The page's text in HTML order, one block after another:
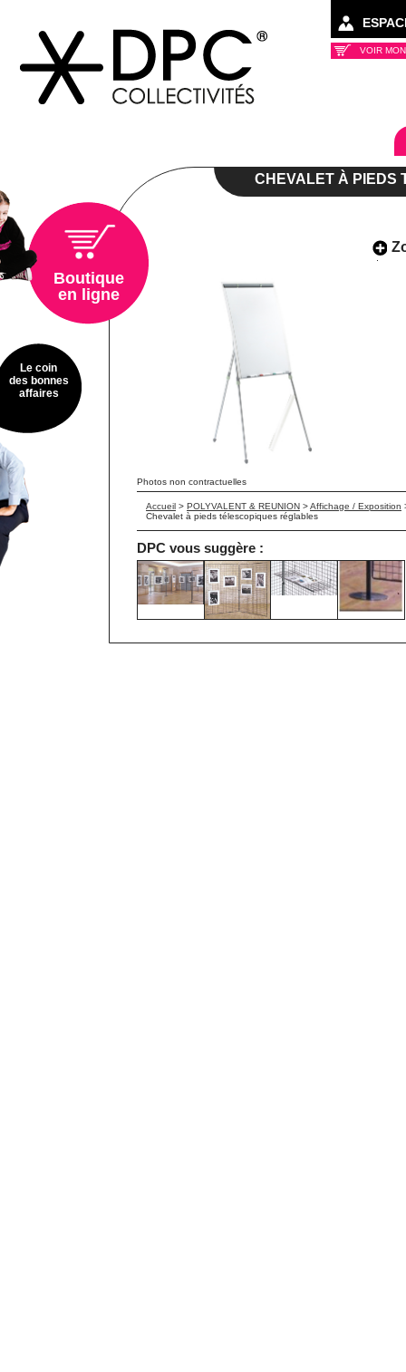
VOIR
CHEVALET À PIEDS
Photos non contractuelles
Accueil > POLYVALENT & REUNION >Affichage / Exposition
Chevalet à pieds télescopiques réglables
DPC vous suggère :
Boutique
en ligne
Le coin
des bonnes
affaires